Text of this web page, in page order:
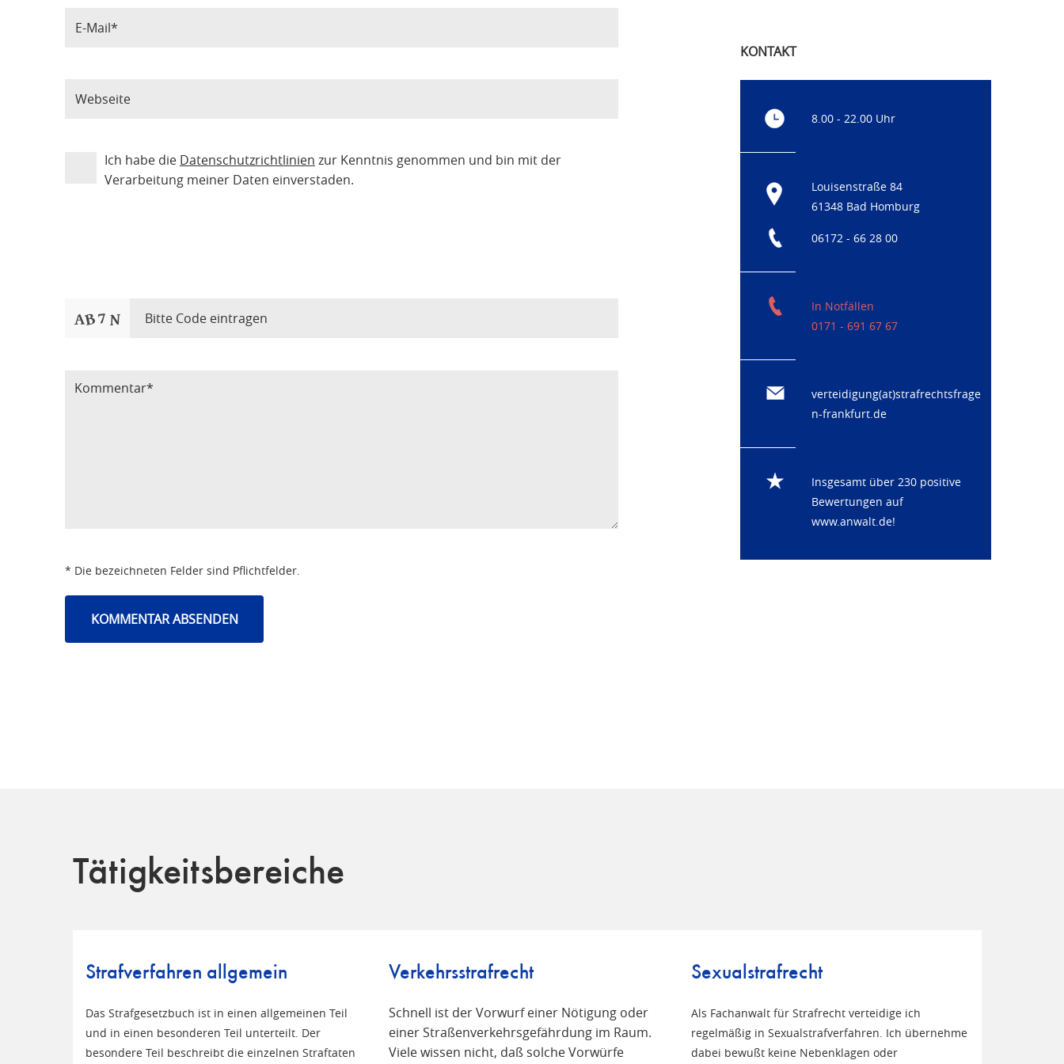
Ich habe die Datenschutzrichtlinien zur Kenntnis genommen und bin mit der
Verarbeitung meiner Daten einverstaden.
* Die bezeichneten Felder sind Pflichtfelder.
KONTAKT
8.00 - 22.00 Uhr
Louisenstraße 84
61348 Bad Homburg
06172 - 66 28 00
In Notfällen
0171 - 691 67 67
verteidigung(at)strafrechtsfrage
n-frankfurt.de
Insgesamt über 230 positive
Bewertungen auf
www.anwalt.de!
Tätigkeitsbereiche
Strafverfahren allgemein
Das Strafgesetzbuch ist in einen allgemeinen Teil
und in einen besonderen Teil unterteilt. Der
besondere Teil beschreibt die einzelnen Straftaten
Verkehrsstrafrecht
Schnell ist der Vorwurf einer Nötigung oder
einer Straßenverkehrsgefährdung im Raum.
Viele wissen nicht, daß solche Vorwürfe
Sexualstrafrecht
Als Fachanwalt für Strafrecht verteidige ich
regelmäßig in Sexualstrafverfahren. Ich übernehme
dabei bewußt keine Nebenklagen oder